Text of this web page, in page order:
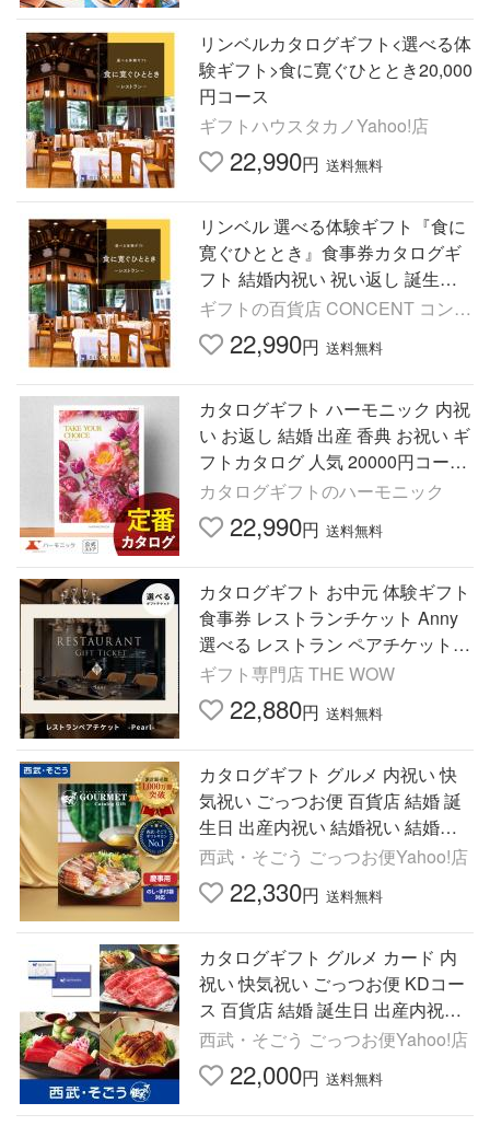
リンベルカタログギフト<選べる体
験ギフト>食に寛ぐひととき20,000
円コース
ギフトハウスタカノYahoo!店
22,990円 送料無料
リンベル 選べる体験ギフト『食に
寛ぐひととき』食事券カタログギ
フト 結婚内祝い 祝い返し 誕生日
プレゼント 誕生日祝い ギ 父の日
お中元 御中元
ギフトの百貨店 CONCENT コンセ
ン 22,990円 送料無料
カタログギフト ハーモニック 内祝
い お返し 結婚 出産 香典 お祝い ギ
フトカタログ 人気 20000円コース
テイクユアチョイス ブッドレア
カタログギフトのハーモニック
22,990円 送料無料
カタログギフト お中元 体験ギフト
食事券 レストランチケット Anny
選べる レストラン ペアチケット -
Pearl- 記念日 お祝い お返し 結婚
内祝い プレゼント
ギフト専門店 THE WOW
22,880円 送料無料
カタログギフト グルメ 内祝い 快
気祝い ごっつお便 百貨店 結婚 誕
生日 出産内祝い 結婚祝い 結婚式
引き出物 お返し 新築祝い 昇進祝
西武・そごう ごっつお便Yahoo!店
22,330円 送料無料
カタログギフト グルメ カード 内
祝い 快気祝い ごっつお便 KDコー
ス 百貨店 結婚 誕生日 出産内祝い
結婚祝い 結婚式 引き出物 お返し
新築祝い
西武・そごう ごっつお便Yahoo!店
22,000円 送料無料